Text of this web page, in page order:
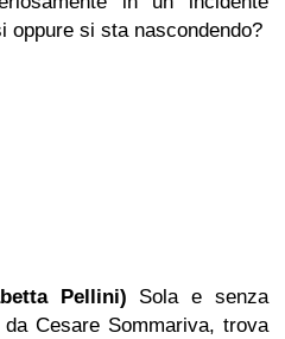
oppure si sta nascondendo?
Pellini) Sola e senza
Cesare Sommariva, trova